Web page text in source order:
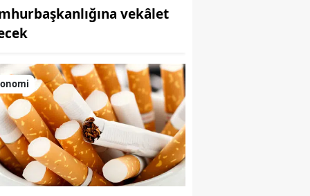
Bilecik
Bitlis
Bolu
Burdur
Bursa
Çanakkale
vekâlet